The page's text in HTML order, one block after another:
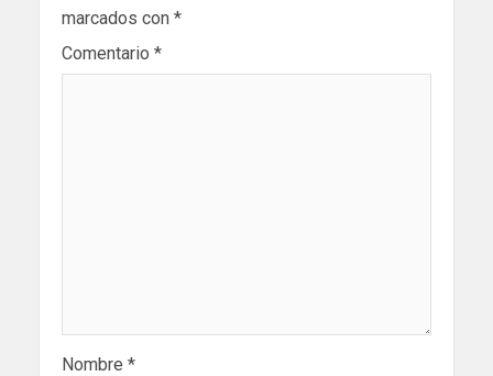
marcados con *
Comentario *
Nombre *